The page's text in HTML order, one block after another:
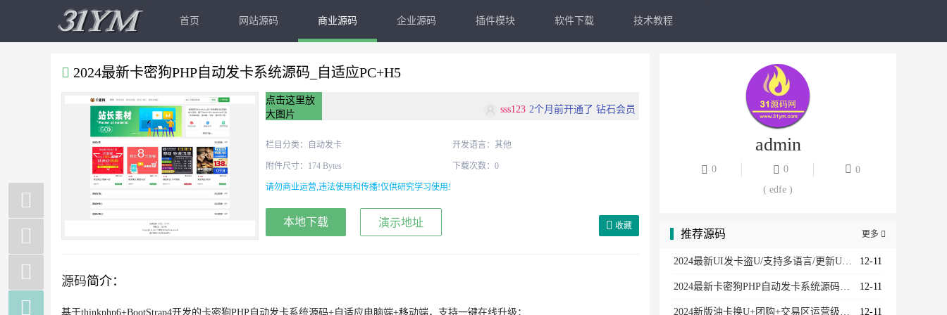
首页 网站源码 商业源码 企业源码 插件模块 软件下载 技术教程
2024最新卡密狗PHP自动发卡系统源码_自适应PC+H5
sss123 2个月前开通了 钻石会员
pantw
4周前开通了 钻石会员
栏目分类： 自动发卡 开发语言：其他
附件尺寸：174 Bytes 下载次数：0
请勿商业运营,违法使用和传播!仅供研究学习使用!
本地下载 演示地址 收藏
源码简介：
基于thinkphp6+BootStrap4开发的卡密狗PHP自动发卡系统源码+自适应电脑端+移动端，支持一键在线升级；
admin
0 0
0
( edfe )
更多 
推荐源码
12-11
2024最新UI发卡盗U/支持多语言/更新UI界面/支持多个主流钱包
12-11
2024最新卡密狗PHP自动发卡系统源码_自适应PC+H5
12-11
2024新版油卡换U+团购+交易区运营级发卡源码

点击这里放
大图片